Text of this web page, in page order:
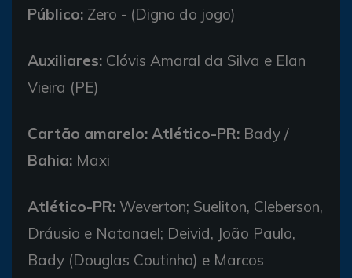
Público: Zero - (Digno do jogo)
Auxiliares: Clóvis Amaral da Silva e Elan
Vieira (PE)
Cartão amarelo: Atlético-PR: Bady /
Bahia: Maxi
Atlético-PR: Weverton; Sueliton, Cleberson,
Dráusio e Natanael; Deivid, João Paulo,
Bady (Douglas Coutinho) e Marcos